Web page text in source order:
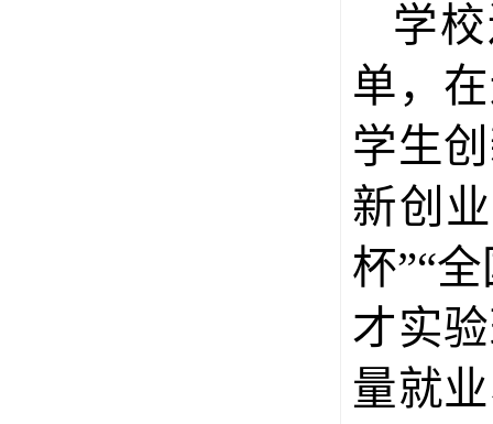
学
单，
学生
新创
杯”“
才实
量就